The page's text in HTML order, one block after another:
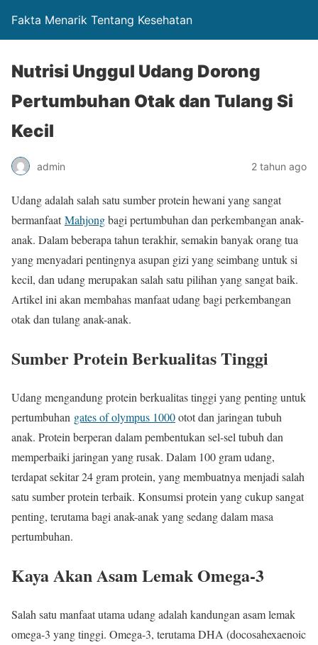
Fakta Menarik Tentang Kesehatan
Nutrisi Unggul Udang Dorong
Pertumbuhan Otak dan Tulang Si
Kecil
admin 2 tahun ago
Udang adalah salah satu sumber protein hewani yang sangat
bermanfaatMahjongbagi pertumbuhan dan perkembangan anak-
anak. Dalam beberapa tahun terakhir, semakin banyak orang tua
yang menyadari pentingnya asupan gizi yang seimbang untuk si
kecil, dan udang merupakan salah satu pilihan yang sangat baik.
Artikel ini akan membahas manfaat udang bagi perkembangan
otak dan tulang anak-anak.
Sumber Protein Berkualitas Tinggi
Udang mengandung protein berkualitas tinggi yang penting untuk
pertumbuhan gates of olympus 1000otot dan jaringan tubuh
anak. Protein berperan dalam pembentukan sel-sel tubuh dan
memperbaiki jaringan yang rusak. Dalam 100 gram udang,
terdapat sekitar 24 gram protein, yang membuatnya menjadi salah
satu sumber protein terbaik. Konsumsi protein yang cukup sangat
penting, terutama bagi anak-anak yang sedang dalam masa
pertumbuhan.
Kaya Akan Asam Lemak Omega-3
Salah satu manfaat utama udang adalah kandungan asam lemak
omega-3 yang tinggi. Omega-3, terutama DHA (docosahexaenoic